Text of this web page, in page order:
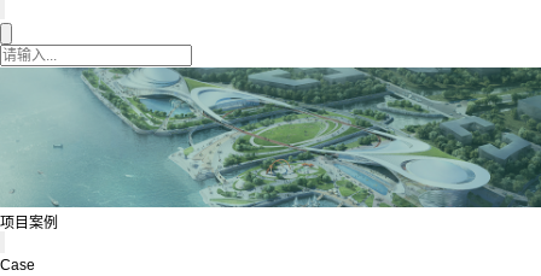
项目案例
Case